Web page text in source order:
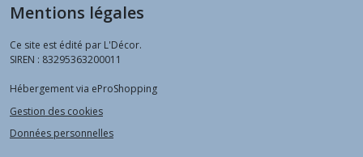
Mentions légales
Ce site est édité par L'Décor.
SIREN : 83295363200011
Hébergement via eProShopping
Gestion des cookies
Données personnelles